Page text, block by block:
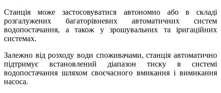
Станція може застосовуватися автономно або в складі
розгалужених багаторівневих автоматичних систем
водопостачання, а також у зрошувальних та іригаційних
системах.
Залежно від розходу води споживачами, станція автоматично
підтримує встановлений діапазон тиску в системі
водопостачання шляхом своєчасного вмикання і вимикання
насоса.